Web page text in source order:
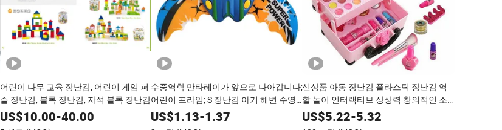
어린이 나무 교육 장난감, 어린이 게임 퍼
즐 장난감, 블록 장난감, 자석 블록 장난감
US$10.00-40.00
수중역학 만타레이가 앞으로 나아갑니다;
어린이 프라임; S 장난감 아기 해변 수영
장 물 튀기기 놀이 물속 모델 물고기 장난
감
US$1.13-1.37
신상품 아동 장난감 플라스틱 장난감 역
할 놀이 인터랙티브 상상력 창의적인 소
녀 ODM/OEM DIY 장난감 미니 메이크업
키트 세트와 뷰티 캐리 케이스 아동용 장
US$5.22-5.32